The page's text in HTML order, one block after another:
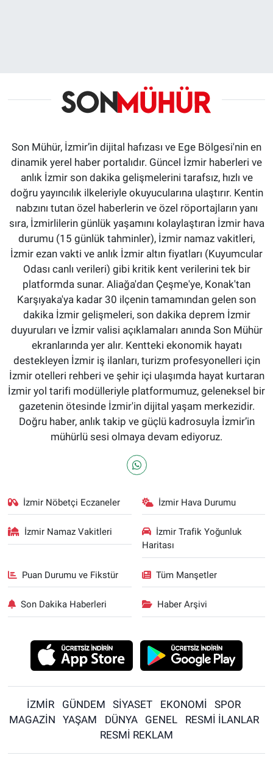
Son Mühür, İzmir’in dijital hafızası ve Ege Bölgesi'nin en
dinamik yerel haber portalıdır. Güncel İzmir haberleri ve
anlık İzmir son dakika gelişmelerini tarafsız, hızlı ve
doğru yayıncılık ilkeleriyle okuyucularına ulaştırır. Kentin
nabzını tutan özel haberlerin ve özel röportajların yanı
sıra, İzmirlilerin günlük yaşamını kolaylaştıran İzmir hava
durumu (15 günlük tahminler), İzmir namaz vakitleri,
İzmir ezan vakti ve anlık İzmir altın fiyatları (Kuyumcular
Odası canlı verileri) gibi kritik kent verilerini tek bir
platformda sunar. Aliağa'dan Çeşme'ye, Konak'tan
Karşıyaka'ya kadar 30 ilçenin tamamından gelen son
dakika İzmir gelişmeleri, son dakika deprem İzmir
duyuruları ve İzmir valisi açıklamaları anında Son Mühür
ekranlarında yer alır. Kentteki ekonomik hayatı
destekleyen İzmir iş ilanları, turizm profesyonelleri için
İzmir otelleri rehberi ve şehir içi ulaşımda hayat kurtaran
İzmir yol tarifi modülleriyle platformumuz, geleneksel bir
gazetenin ötesinde İzmir'in dijital yaşam merkezidir.
Doğru haber, anlık takip ve güçlü kadrosuyla İzmir’in
mühürlü sesi olmaya devam ediyoruz.
İzmir Nöbetçi Eczaneler İzmir Hava Durumu
İzmir Namaz Vakitleri
İzmir Trafik Yoğunluk
Haritası
Puan Durumu ve Fikstür Tüm Manşetler
Son Dakika Haberleri Haber Arşivi
İZMİR GÜNDEM SİYASET EKONOMİ
SPOR
MAGAZİN
YAŞAM DÜNYA GENEL
RESMİ İLANLAR
RESMİ REKLAM